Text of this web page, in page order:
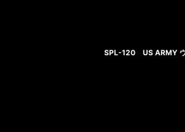
SPL-120 US ARMY ウ